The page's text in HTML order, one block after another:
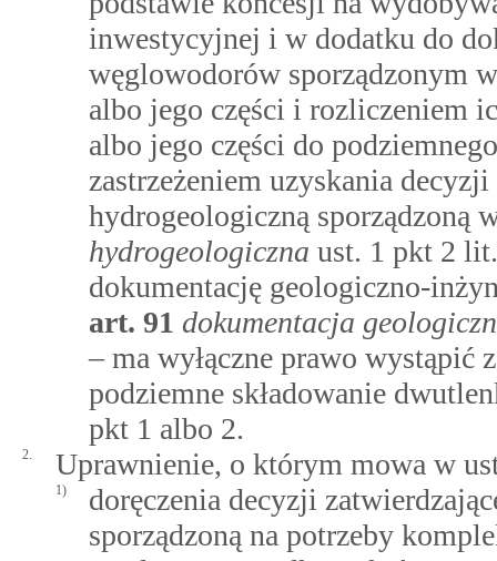
inwestycyjnej i w dodatku do
węglowodorów sporządzonym
albo jego części i rozliczeniem
albo jego części do
zastrzeżeniem uzyskania
hydrogeologiczną sporządzoną
hydrogeologiczna ust. 1 pkt 2
dokumentację geologiczno-
art. 91 dokumentacja
– ma wyłączne prawo wystąpić
podziemne składowanie
pkt 1 albo 2.
2. Uprawnienie, o którym mowa w
1)
doręczenia decyzji
sporządzoną na potrzeby